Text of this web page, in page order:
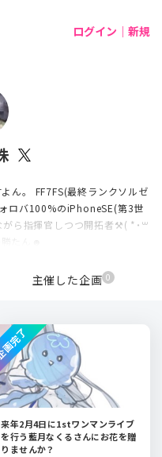
ログイン｜新規
ん。 FF7FS(最終ランクソルゼ
ロバ100%のiPhoneSE(第3世
ら指揮官しつつ開拓者⚒( *˙꒳
たん☻
主催した企画 0
来年2月4日に1stワンマンライブ
を行う藍月なくるさんにお花を贈
りませんか？
完了